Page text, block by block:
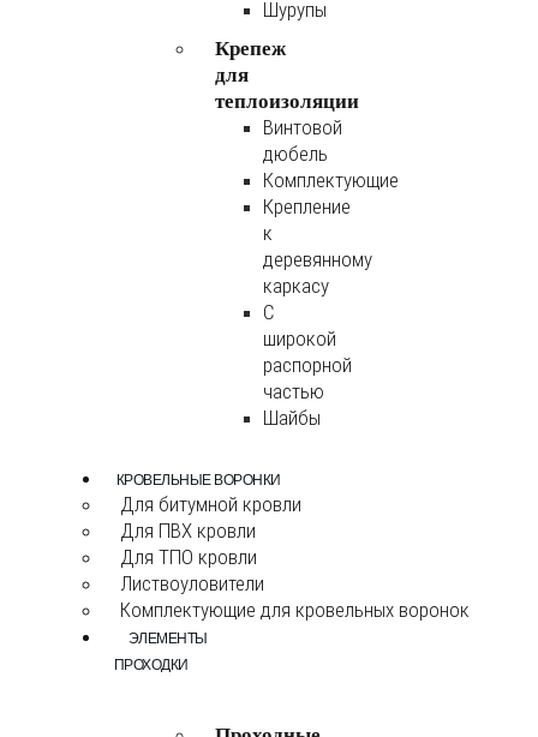
Шурупы
Крепеж
для
теплоизоляции
Винтовой
дюбель
Комплектующие
Крепление
к
деревянному
каркасу
С
широкой
распорной
частью
Шайбы
КРОВЕЛЬНЫЕ ВОРОНКИ
Для битумной кровли
Для ПВХ кровли
Для ТПО кровли
Листвоуловители
Комплектующие для кровельных воронок
ЭЛЕМЕНТЫ
ПРОХОДКИ